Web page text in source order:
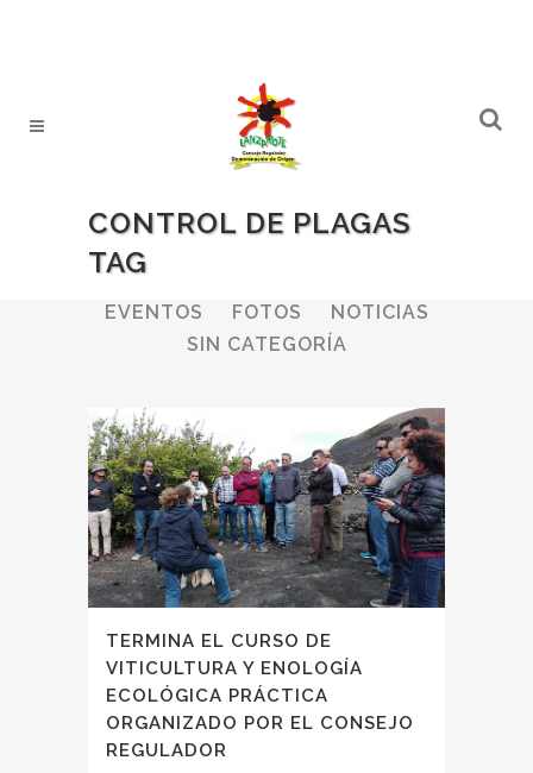
CONTROL DE PLAGAS
TAG
ALL
EVENTOS
FOTOS
NOTICIAS
SIN CATEGORÍA
TERMINA EL CURSO DE
VITICULTURA Y ENOLOGÍA
ECOLÓGICA PRÁCTICA
ORGANIZADO POR EL CONSEJO
REGULADOR